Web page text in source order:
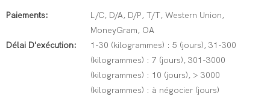
Paiements:
L/C, D/A, D/P, T/T, Western Union,
MoneyGram, OA
Délai D'exécution:
1-30 (kilogrammes) : 5 (jours), 31-300
(kilogrammes) : 7 (jours), 301-3000
(kilogrammes) : 10 (jours), > 3000
(kilogrammes) : à négocier (jours)